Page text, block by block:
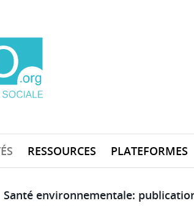
RESSOURCES PLATEFORMES
Santé environnementale: